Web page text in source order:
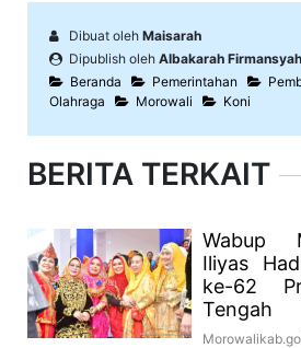
Dibuat oleh Maisarah
Dipublish oleh Albakarah Firmansyah
Beranda
Pemerintahan
Olahraga
Morowali Koni
BERITA TERKAIT
Wabup
Iliyas
ke-62
Tengah